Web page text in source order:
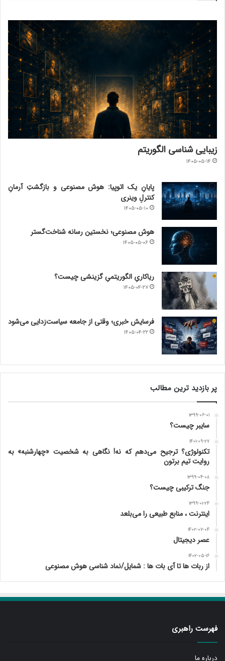
زیبایی شناسی الگوریتم
۱۴۰۵-۰۵-۱۴
پایانِ یک اتوپیا: هوش مصنوعی و بازگشتِ آرمانِ
کنترلِ وینری
۱۴۰۵-۰۵-۱۰
هوش مصنوعی؛ نخستین رسانه شناخت‌گستر
۱۴۰۵-۰۵-۰۶
ریاکاریِ الگوریتمیِ گزینشی چیست؟
۱۴۰۵-۰۴-۲۷
فرسایش خبری؛ وقتی از جامعه سیاست‌زدایی می‌شود
۱۴۰۵-۰۴-۲۲
پر بازدید ترین مطالب
۱۳۹۹-۰۶-۰۱
سایبر چیست؟
۱۴۰۱-۰۹-۲۷
تکنولوژی؟ ترجیح می‌دهم که نه! نگاهی به شخصیت «چهارشنبه» به
روایت تیم برتون
۱۳۹۹-۰۴-۰۸
جنگ ترکیبی چیست؟
۱۳۹۹-۰۱-۲۴
اینترنت ، منابع طبیعی را می‌بلعد
۱۴۰۲-۰۷-۰۴
عصر دیجیتال
۱۴۰۲-۰۵-۱۶
از ربات ها تا آی بات ها : شمایل/نماد شناسی هوش مصنوعی
فهرست راهبری
درباره ما